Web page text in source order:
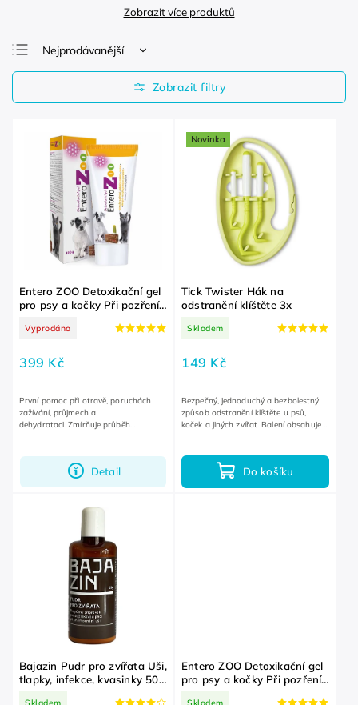
Zobrazit více produktů
Nejprodávanější
Nejlevnější
Nejdražší
Entero ZOO Detoxikační gel
pro psy a kočky Při pozření
Vyprodáno
399 Kč
Detail
První pomoc při otravě, poruchách
zažívání, průjmech a
dehydrataci. Zmírňuje průběh
Novinka
Tick Twister Hák na
odstranění klíštěte 3x
Skladem
149 Kč
Do košíku
Bezpečný, jednoduchý a bezbolestný
způsob odstranění klíštěte u psů,
koček a jiných zvířat. Balení obsahuje 3
Bajazin Pudr pro zvířata Uši,
tlapky, infekce, kvasinky 50
Skladem
Entero ZOO Detoxikační gel
pro psy a kočky Při pozření
Skladem